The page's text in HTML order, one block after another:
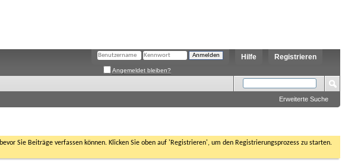
Registrieren
Hilfe
Angemeldet bleiben?
Erweiterte Suche
Sie Beiträge verfassen können. Klicken Sie oben auf 'Registrieren', um den Registrierungsprozess zu starten.